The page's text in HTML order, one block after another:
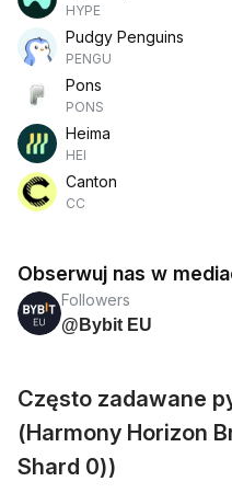
HYPE
Pudgy Penguins
PENGU
Pons
PONS
Heima
HEI
Canton
CC
Obserwuj nas w
Followers
@Bybit EU
Często zadawane
(Harmony Horizon
Shard 0))